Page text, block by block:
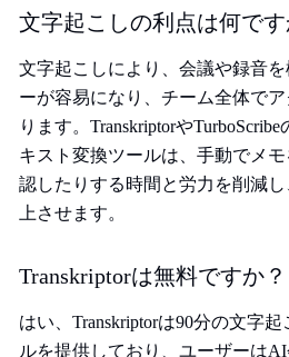
文字起こしの利点は何です
文字起こしにより、会議や録音
ーが容易になり、チーム全体で
ります。Transkriptorや
キスト変換ツールは、手動でメ
認したりする時間と労力を削減
上させます。
Transkriptorは無料ですか？
はい、Transkriptorは90分の文字
ルを提供しており、ユーザーはAI